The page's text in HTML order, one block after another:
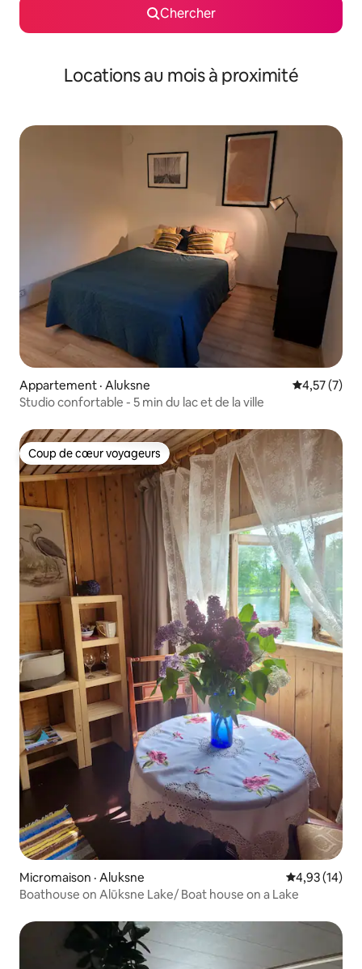
Chercher
Locations au mois à proximité
Appartement · Aluksne Note
4,57 (7)
Studio confortable - 5 min du lac et de la ville
Coup de cœur voyageurs
Coup de cœur voyageurs
Micromaison · Aluksne Note
4,93 (14)
Boathouse on Alūksne Lake/ Boat house on a Lake